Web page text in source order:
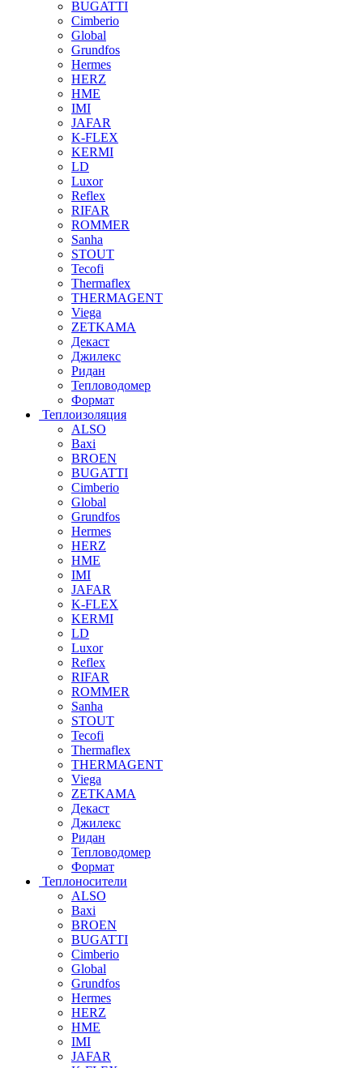
BUGATTI
Cimberio
Global
Grundfos
Hermes
HERZ
HME
IMI
JAFAR
K-FLEX
KERMI
LD
Luxor
Reflex
RIFAR
ROMMER
Sanha
STOUT
Tecofi
Thermaflex
THERMAGENT
Viega
ZETKAMA
Декаст
Джилекс
Ридан
Тепловодомер
Формат
Теплоизоляция
ALSO
Baxi
BROEN
BUGATTI
Cimberio
Global
Grundfos
Hermes
HERZ
HME
IMI
JAFAR
K-FLEX
KERMI
LD
Luxor
Reflex
RIFAR
ROMMER
Sanha
STOUT
Tecofi
Thermaflex
THERMAGENT
Viega
ZETKAMA
Декаст
Джилекс
Ридан
Тепловодомер
Формат
Теплоносители
ALSO
Baxi
BROEN
BUGATTI
Cimberio
Global
Grundfos
Hermes
HERZ
HME
IMI
JAFAR